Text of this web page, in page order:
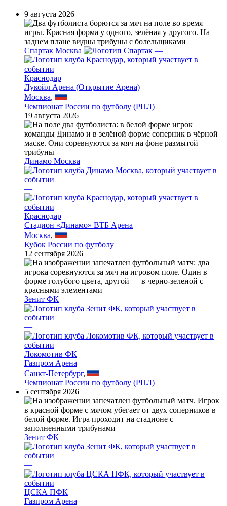
9 августа 2026
Спартак Москва —
Краснодар
Лукойл Арена (Открытие Арена)
Москва,
Чемпионат России по футболу (РПЛ)
19 августа 2026
Динамо Москва
—
Краснодар
Стадион «Динамо» ВТБ Арена
Москва,
Кубок России по футболу
12 сентября 2026
Зенит ФК
—
Локомотив ФК
Газпром Арена
Санкт-Петербург,
Чемпионат России по футболу (РПЛ)
5 сентября 2026
Зенит ФК
—
ЦСКА ПФК
Газпром Арена